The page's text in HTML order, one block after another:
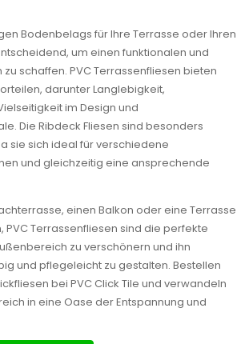
Bodenbelags für Ihre Terrasse oder Ihren
um einen funktionalen und
schaffen. PVC Terrassenfliesen bieten
darunter Langlebigkeit,
im Design und
Die Ribdeck Fliesen sind besonders
sie sich ideal für verschiedene
und gleichzeitig eine ansprechende
einen Balkon oder eine Terrasse
Terrassenfliesen sind die perfekte
zu verschönern und ihn
und pflegeleicht zu gestalten. Bestellen
bei PVC Click Tile und verwandeln
in eine Oase der Entspannung und